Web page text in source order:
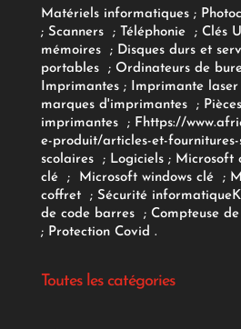
Matériels informatiques;
; Scanners ; Téléphonie ; Clés
mémoires
; Disques durs et
portables
; Ordinateurs de
Imprimantes;Imprimante laser
marques d'imprimantes
;
imprimantes
; Fhttps://
e-produit/articles-et-fournitures-
scolaires; Logiciels ; Microsoft
clé
; Microsoft windows clé;
coffret ; Sécurité informatique
de code barres
; Compteuse
; Protection Covid .
Toutes les catégories